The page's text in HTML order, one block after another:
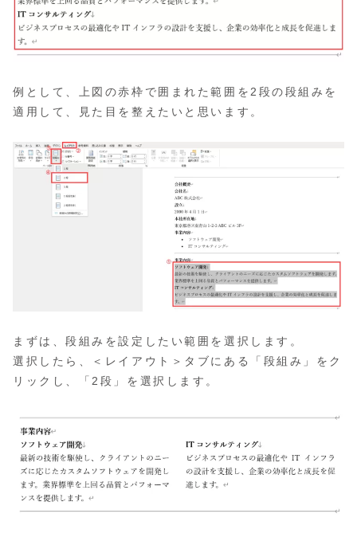
例として、上図の赤枠で囲まれた範囲を2段の段組みを
適用して、見た目を整えたいと思います。
まずは、段組みを設定したい範囲を選択します。
選択したら、＜レイアウト＞タブにある「段組み」をク
リックし、「2段」を選択します。